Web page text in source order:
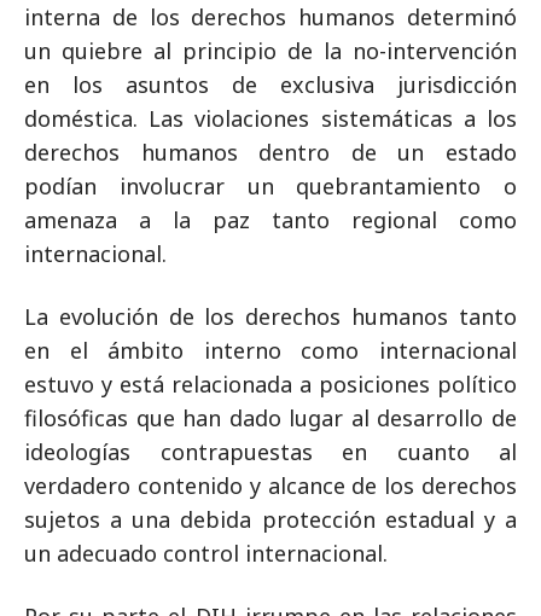
interna de los derechos humanos determinó
un quiebre al principio de la no-intervención
en los asuntos de exclusiva jurisdicción
doméstica. Las violaciones sistemáticas a los
derechos humanos dentro de un estado
podían involucrar un quebrantamiento o
amenaza a la paz tanto regional como
internacional.
La evolución de los derechos humanos tanto
en el ámbito interno como internacional
estuvo y está relacionada a posiciones político
filosóficas que han dado lugar al desarrollo de
ideologías contrapuestas en cuanto al
verdadero contenido y alcance de los derechos
sujetos a una debida protección estadual y a
un adecuado control internacional.